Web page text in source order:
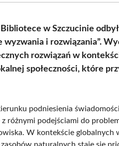
w Szczucinie
i rozwiązania”.
rozwiązań w
społeczności, które
podniesienia
różnymi podejściami do
W kontekście
naturalnych staje się